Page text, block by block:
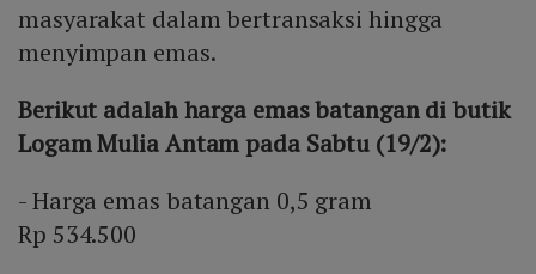
masyarakat dalam bertransaksi hingga
menyimpan emas.
Berikut adalah harga emas batangan di butik
Logam Mulia Antam pada Sabtu (19/2):
- Harga emas batangan 0,5 gram
Rp 534.500